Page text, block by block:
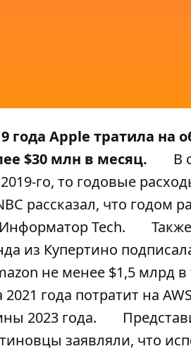
года Apple тратила
$30 млн в месяц.
В
го, то годовые
рассказал, что годом
Информатор Tech.
из Купертино
не менее $1,5 млрд
2021 года потратит на
2023 года.
заявляли, что